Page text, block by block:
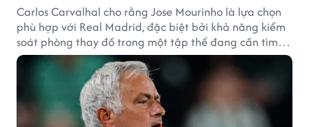
Carlos Carvalhal cho rằng Jose Mourinho là lựa chọn
phù hợp với Real Madrid, đặc biệt bởi khả năng kiểm
soát phòng thay đồ trong một tập thể đang cần tìm
lại sự ổn định.